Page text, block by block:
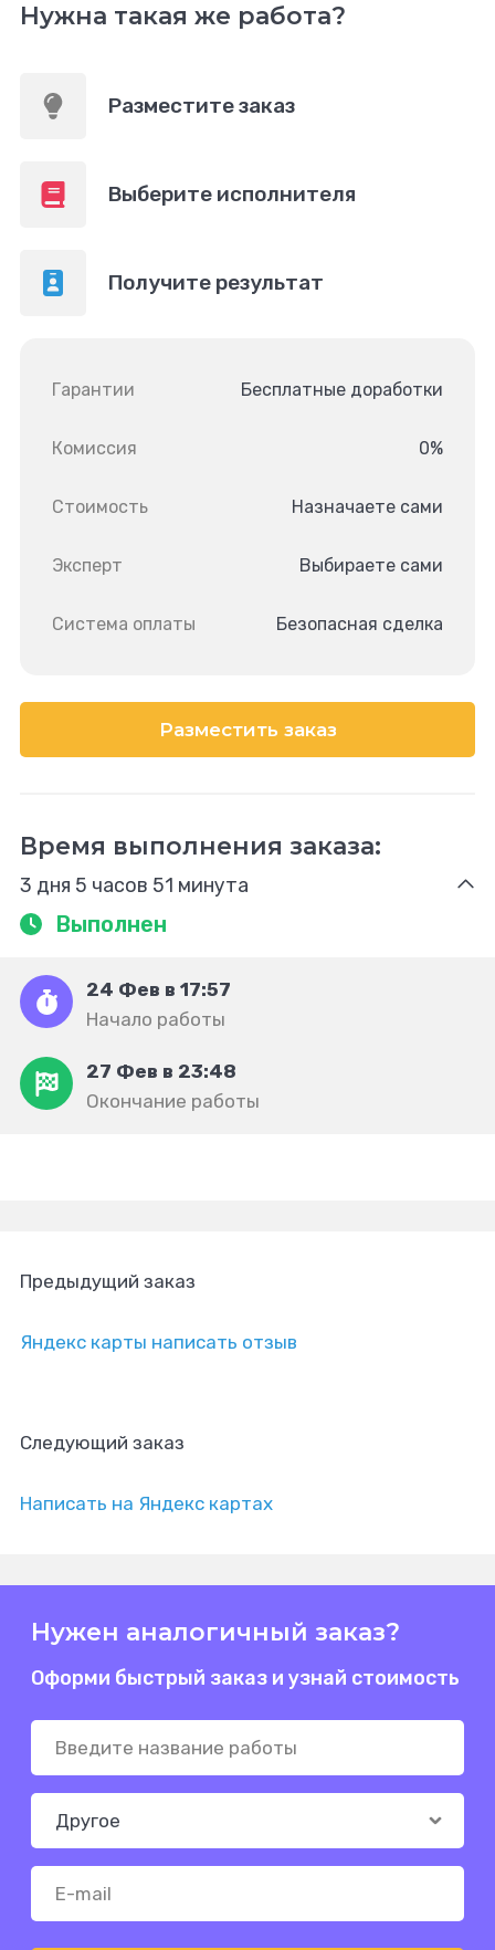
Нужна такая же работа?
Разместите заказ
Выберите исполнителя
Получите результат
Гарантии Бесплатные доработки
Комиссия 0%
Стоимость Назначаете сами
Эксперт Выбираете сами
Система оплаты Безопасная сделка
Разместить заказ
Время выполнения заказа:
3 дня 5 часов 51 минута
Выполнен
24 Фев в 17:57
Начало работы
27 Фев в 23:48
Окончание работы
Предыдущий заказ
Яндекс карты написать отзыв
Следующий заказ
Написать на Яндекс картах
Нужен аналогичный заказ?
Оформи быстрый заказ и узнай стоимость